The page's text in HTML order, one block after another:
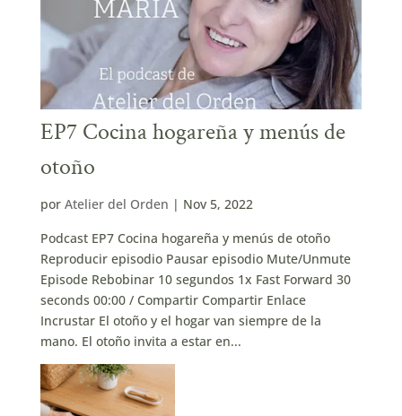
EP7 Cocina hogareña y menús de
otoño
por Atelier del Orden | Nov 5, 2022
Podcast EP7 Cocina hogareña y menús de otoño
Reproducir episodio Pausar episodio Mute/Unmute
Episode Rebobinar 10 segundos 1x Fast Forward 30
seconds 00:00 / Compartir Compartir Enlace
Incrustar El otoño y el hogar van siempre de la
mano. El otoño invita a estar en...